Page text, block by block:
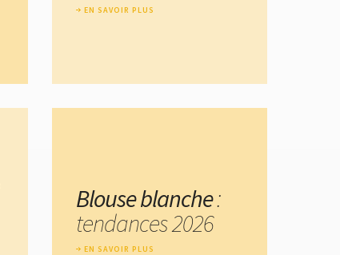
EN SAVOIR PLUS
Blouse blanche:
tendances 2026
EN SAVOIR PLUS